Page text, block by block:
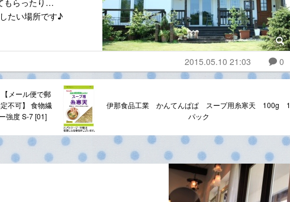
もらったり…
たい場所です♪
2015.05.10 21:03 0
メール便で郵
不可】 食物繊
強度 S-7 [01]
伊那食品工業 かんてんぱぱ スープ用糸寒天 100g 1
パック